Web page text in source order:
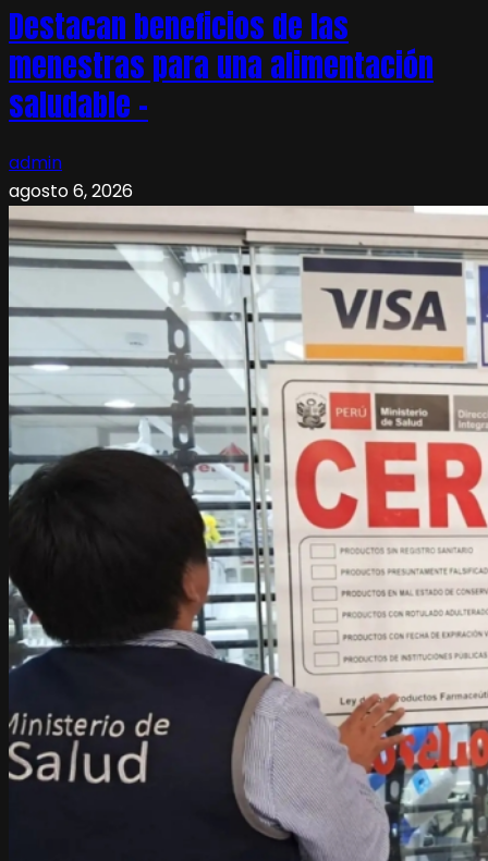
Destacan beneficios de las
menestras para una alimentación
saludable –
admin
agosto 6, 2026